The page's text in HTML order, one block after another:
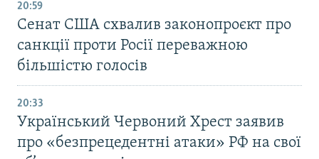
20:59
Cенат США схвалив законопроєкт про
санкції проти Росії переважною
більшістю голосів
20:33
Український Червоний Хрест заявив
про «безпрецедентні атаки» РФ на свої